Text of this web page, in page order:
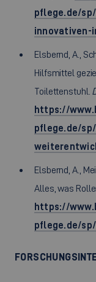
pflege.de/
innovativen-
Elsbernd, A.,
Hilfsmittel
Toilettenstuhl.
https://
pflege.de/
Elsbernd, A.,
Alles, was
https://
pflege.de/